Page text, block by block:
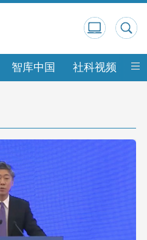
智库中国 社科视频 中